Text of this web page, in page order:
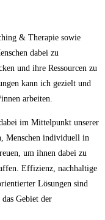
& Therapie sowie
dabei zu
und ihre Ressourcen zu
kann ich gezielt und
arbeiten.
im Mittelpunkt unserer
Menschen individuell in
um ihnen dabei zu
Effizienz, nachhaltige
Lösungen sind
Gebiet der